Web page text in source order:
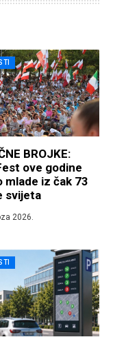
BROJKE:
ove godine
mlade iz čak 73
svijeta
2026.